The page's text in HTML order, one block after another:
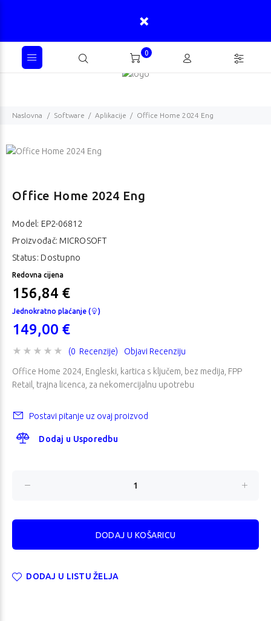
0
Naslovna Software Aplikacije Office Home 2024 Eng
Office Home 2024 Eng
Model: EP2-06812
Proizvođač: MICROSOFT
Status: Dostupno
Redovna cijena
156,84 €
Jednokratno plaćanje ( )
149,00 €
(0 Recenzije) Objavi Recenziju
Office Home 2024, Engleski, kartica s ključem, bez medija, FPP
Retail, trajna licenca, za nekomercijalnu upotrebu
Postavi pitanje uz ovaj proizvod
Dodaj u Usporedbu
DODAJ U LISTU ŽELJA